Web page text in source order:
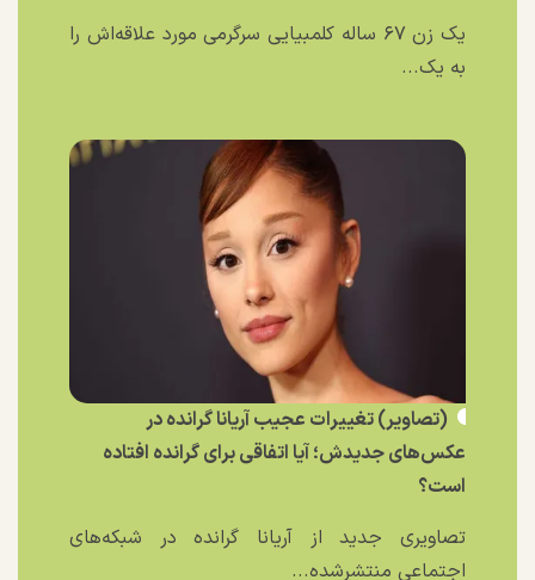
یک زن ۶۷ ساله کلمبیایی سرگرمی مورد علاقه‌اش را
به یک...
(تصاویر) تغییرات عجیب آریانا گرانده در
عکس‌های جدیدش؛ آیا اتفاقی برای گرانده افتاده
است؟
تصاویری جدید از آریانا گرانده در شبکه‌های
اجتماعی منتشرشده...